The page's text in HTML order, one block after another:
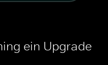
ein Upgrade